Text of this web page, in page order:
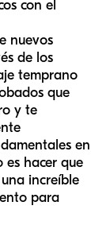
con el
nuevos
de los
temprano
que
y te
en
hacer que
increíble
para